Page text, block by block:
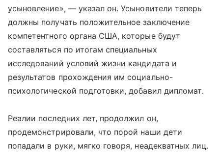
усыновление», — указал он. Усыновители теперь
должны получать положительное заключение
компетентного органа США, которые будут
составляться по итогам специальных
исследований условий жизни кандидата и
результатов прохождения им социально-
психологической подготовки, добавил дипломат.
Реалии последних лет, продолжил он,
продемонстрировали, что порой наши дети
попадали в руки, мягко говоря, неадекватных лиц.